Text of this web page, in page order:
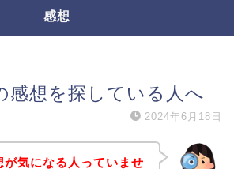
感想
感想を探している人へ
2024年6月18日
が気になる人っていませ